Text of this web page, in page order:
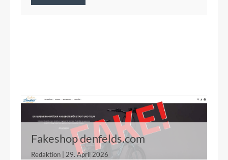
Fakeshop denfelds.com
Redaktion | 29. April 2026